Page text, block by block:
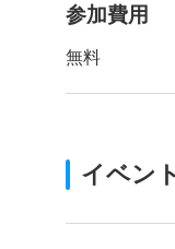
参加費用
無料
イベン